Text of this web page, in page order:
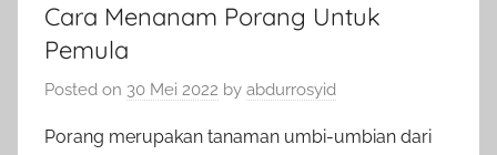
Cara Menanam Porang Untuk
Pemula
Posted on 30 Mei 2022 by abdurrosyid
Porang merupakan tanaman umbi-umbian dari